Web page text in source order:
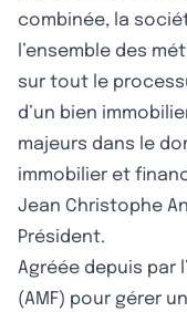
combinée, la
l’ensemble des
sur tout le
d’un bien
majeurs dans le
immobilier et
Jean Christophe
Président.
Agréée depuis par
(AMF) pour gérer